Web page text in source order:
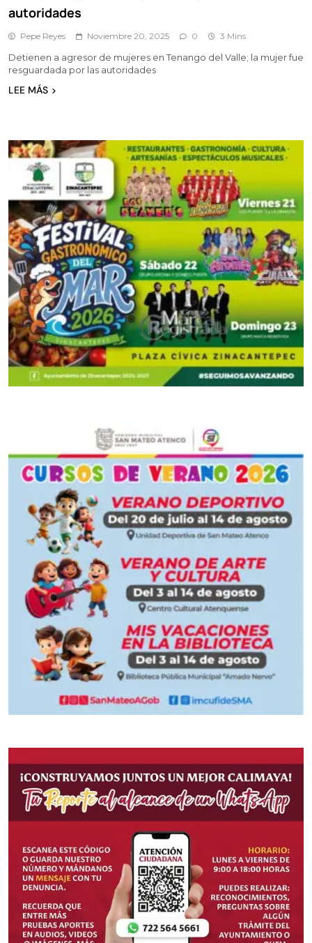
autoridades
Pepe Reyes Noviembre 20, 2025 0 3 Mins
Detienen a agresor de mujeres en Tenango del Valle; la mujer fue
resguardada por las autoridades
LEE MÁS